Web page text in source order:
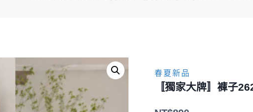
春夏新品
〚獨家大牌〛褲子